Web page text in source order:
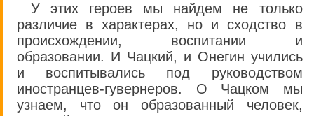
У этих героев мы найдем не только
различие в характерах, но и сходство в
происхождении, воспитании и
образовании. И Чацкий, и Онегин учились
и воспитывались под руководством
иностранцев-гувернеров. О Чацком мы
узнаем, что он образованный человек,